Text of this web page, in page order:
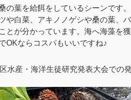
の葉を給餌をしているシーンです
や白菜、アキノノゲシや桑の葉、
とが分かっています。海へ海藻を
OKならコスパもいいですね♪
水産・海洋生徒研究発表大会での